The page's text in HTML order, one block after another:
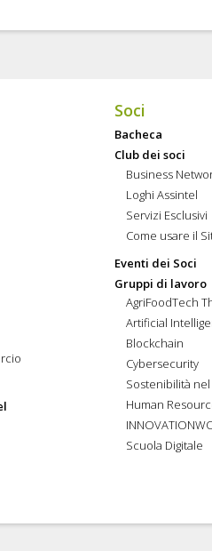
Soci
Bacheca
Club dei soci
Business
Loghi Assintel
Servizi Esclusivi
Come usare il
Eventi dei Soci
Gruppi di lavoro
AgriFoodTech
Artificial
Blockchain
Cybersecurity
Sostenibilità
Human
Scuola Digitale